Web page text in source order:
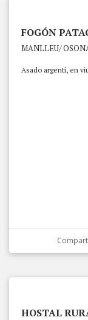
FOGÓN
MANLLEU/
Asado argentí, en
HOSTAL